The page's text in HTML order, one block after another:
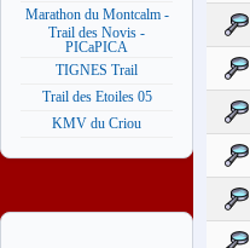
Marathon du Montcalm -
Trail des Novis -
PICaPICA
TIGNES Trail
Trail des Etoiles 05
KMV du Criou